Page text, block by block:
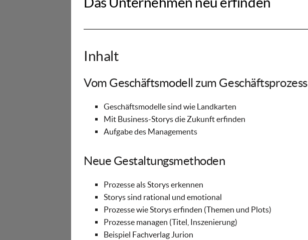
Inhalt
Vom Geschäftsmodell zum Geschäftsprozess
Geschäftsmodelle sind wie Landkarten
Mit Business-Storys die Zukunft erfinden
Aufgabe des Managements
Neue Gestaltungsmethoden
Prozesse als Storys erkennen
Storys sind rational und emotional
Prozesse wie Storys erfinden (Themen und Plots)
Prozesse managen (Titel, Inszenierung)
Beispiel Fachverlag Jurion